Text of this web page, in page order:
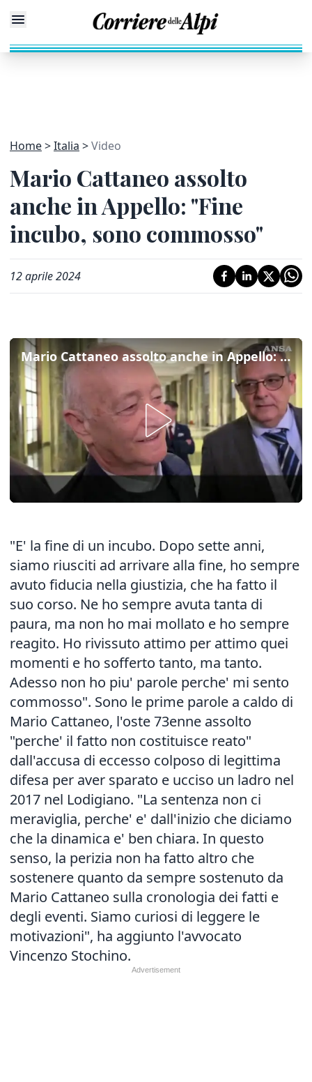
Home Italia Video
Mario Cattaneo assolto
anche in Appello: "Fine
incubo, sono commosso"
12 aprile 2024
Mario Cattaneo assolto anche in Appello: "Fine incubo, sono commosso"
"E' la fine di un incubo. Dopo sette anni,
siamo riusciti ad arrivare alla fine, ho sempre
avuto fiducia nella giustizia, che ha fatto il
suo corso. Ne ho sempre avuta tanta di
paura, ma non ho mai mollato e ho sempre
reagito. Ho rivissuto attimo per attimo quei
momenti e ho sofferto tanto, ma tanto.
Adesso non ho piu' parole perche' mi sento
commosso". Sono le prime parole a caldo di
Mario Cattaneo, l'oste 73enne assolto
"perche' il fatto non costituisce reato"
dall'accusa di eccesso colposo di legittima
difesa per aver sparato e ucciso un ladro nel
2017 nel Lodigiano. "La sentenza non ci
meraviglia, perche' e' dall'inizio che diciamo
che la dinamica e' ben chiara. In questo
senso, la perizia non ha fatto altro che
sostenere quanto da sempre sostenuto da
Mario Cattaneo sulla cronologia dei fatti e
degli eventi. Siamo curiosi di leggere le
motivazioni", ha aggiunto l'avvocato
Vincenzo Stochino.